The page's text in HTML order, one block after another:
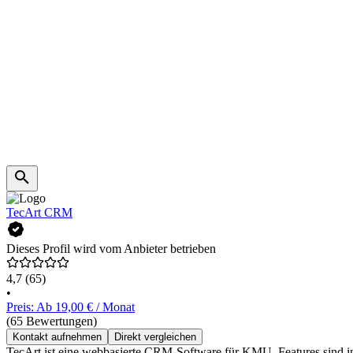
TecArt CRM
Dieses Profil wird vom Anbieter betrieben
4,7 (65)
•
Preis: Ab 19,00 € / Monat
(65 Bewertungen)
Kontakt aufnehmen Direkt vergleichen